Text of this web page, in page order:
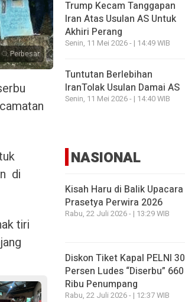
Perbesar
di
tiri
Trump Kecam Tanggapan
Iran Atas Usulan AS Untuk
Akhiri Perang
Senin, 11 Mei 2026 - | 14:49 WIB
Tuntutan Berlebihan
IranTolak Usulan Damai AS
Senin, 11 Mei 2026 - | 14:40 WIB
NASIONAL
Kisah Haru di Balik Upacara
Prasetya Perwira 2026
Rabu, 22 Juli 2026 - | 13:29 WIB
Diskon Tiket Kapal PELNI 30
Persen Ludes “Diserbu” 660
Ribu Penumpang
Rabu, 22 Juli 2026 - | 12:37 WIB